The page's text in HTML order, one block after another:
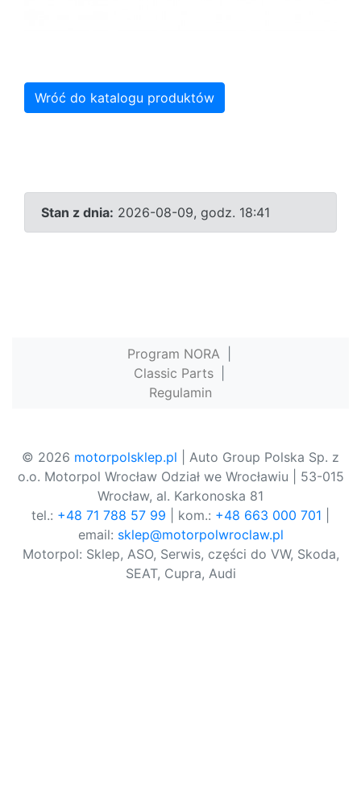
Wróć do katalogu produktów
Stan z dnia: 2026-08-09, godz. 18:41
Program NORA
Classic Parts
Regulamin
© 2026 motorpolsklep.pl | Auto Group Polska Sp. z
o.o. Motorpol Wrocław Odział we Wrocławiu | 53-015
Wrocław, al. Karkonoska 81
tel.: +48 71 788 57 99 | kom.: +48 663 000 701
email: sklep@motorpolwroclaw.pl
Motorpol: Sklep, ASO, Serwis, części do VW, Skoda,
SEAT, Cupra, Audi